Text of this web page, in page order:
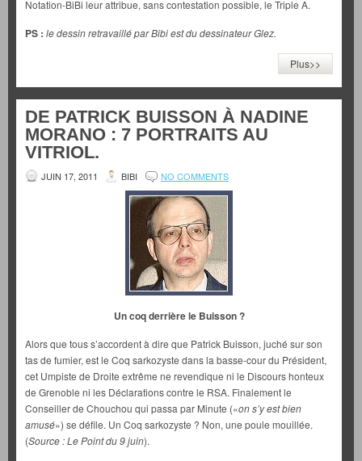
Notation-BiBi leur attribue, sans contestation possible, le Triple A.
PS : le dessin retravaillé par Bibi est du dessinateur Glez.
Plus>>
DE PATRICK BUISSON À NADINE
MORANO : 7 PORTRAITS AU
VITRIOL.
JUIN 17, 2011 BIBI NO COMMENTS
Un coq derrière le Buisson ?
Alors que tous s’accordent à dire que Patrick Buisson, juché sur son
tas de fumier, est le Coq sarkozyste dans la basse-cour du Président,
cet Umpiste de Droite extrême ne revendique ni le Discours honteux
de Grenoble ni les Déclarations contre le RSA. Finalement le
Conseiller de Chouchou qui passa par Minute («on s’y est bien
amusé») se défile. Un Coq sarkozyste ? Non, une poule mouillée.
(Source : Le Point du 9 juin).